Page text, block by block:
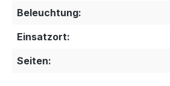
Beleuchtung:
Einsatzort:
Seiten: